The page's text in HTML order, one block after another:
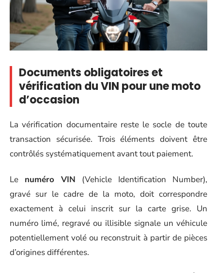
Documents obligatoires et
vérification du VIN pour une moto
d’occasion
La vérification documentaire reste le socle de toute
transaction sécurisée. Trois éléments doivent être
contrôlés systématiquement avant tout paiement.
Le numéro VIN (Vehicle Identification Number),
gravé sur le cadre de la moto, doit correspondre
exactement à celui inscrit sur la carte grise. Un
numéro limé, regravé ou illisible signale un véhicule
potentiellement volé ou reconstruit à partir de pièces
d’origines différentes.